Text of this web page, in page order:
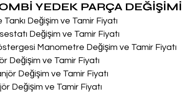
YEDEK PARÇA DEĞİŞİMİ
Değişim ve Tamir Fiyatı
Değişim ve Tamir Fiyatı
Manometre Değişim ve Tamir Fiyatı
Değişim ve Tamir Fiyatı
Değişim ve Tamir Fiyatı
Değişim ve Tamir Fiyatı